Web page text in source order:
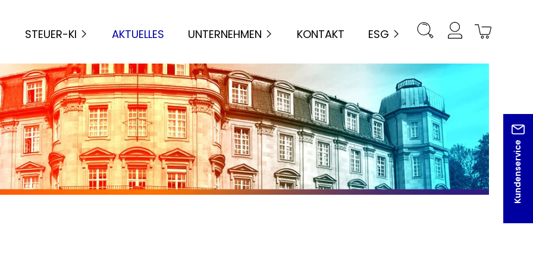
STEUER-KI AKTUELLES UNTERNEHMEN KONTAKT ESG
Kundenservice